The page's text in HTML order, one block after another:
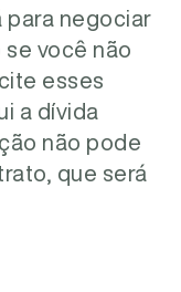
para negociar
você não
esses
a dívida
não pode
que será